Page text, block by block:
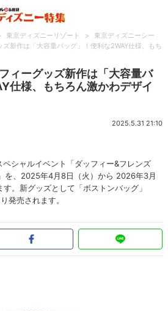
東京ディズニーリゾート >
東京ディズニーシー
ズ新作は「大容量バッグ」！便利な2WAY仕様、もち
ィーグッズ新作は「大容量バ
仕様、もちろん激かわデザイ
2025.5.31 21:10
シャルイベント「ダッフィー&フレンズ
を、2025年4月8日（火）から 2026年3月
。新グッズとして「ボストンバッグ」
発売されます。